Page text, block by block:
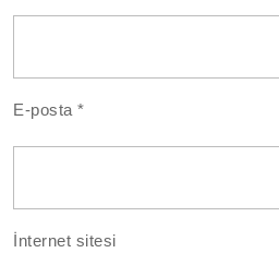
E-posta*
İnternet sitesi